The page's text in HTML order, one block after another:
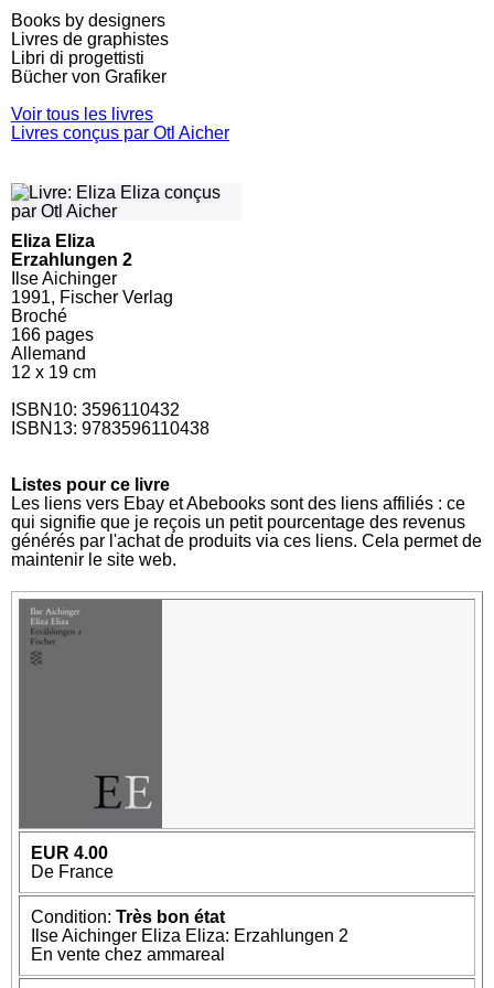
Books by designers
Livres de graphistes
Libri di progettisti
Bücher von Grafiker
Voir tous les livres
Livres conçus par Otl Aicher
Eliza Eliza
Erzahlungen 2
Ilse Aichinger
1991, Fischer Verlag
Broché
166 pages
Allemand
12 x 19 cm
ISBN10: 3596110432
ISBN13: 9783596110438
Listes pour ce livre
Les liens vers Ebay et Abebooks sont des liens affiliés : ce
qui signifie que je reçois un petit pourcentage des revenus
générés par l'achat de produits via ces liens. Cela permet de
maintenir le site web.
EUR 4.00
De France
Condition: Très bon état
Ilse Aichinger Eliza Eliza: Erzahlungen 2
En vente chez ammareal